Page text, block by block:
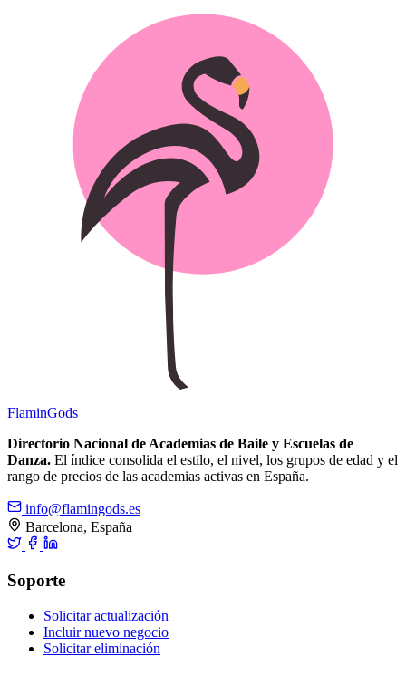
FlaminGods
Directorio Nacional de Academias de Baile y Escuelas de
Danza. El índice consolida el estilo, el nivel, los grupos de edad y el
rango de precios de las academias activas en España.
info@flamingods.es
Barcelona, España
Soporte
Solicitar actualización
Incluir nuevo negocio
Solicitar eliminación